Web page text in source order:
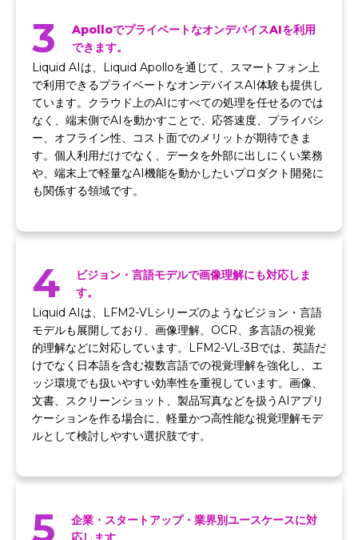
3
ApolloでプライベートなオンデバイスAIを利用
できます。
Liquid AIは、Liquid Apolloを通じて、スマートフォン上
で利用できるプライベートなオンデバイスAI体験も提供し
ています。クラウド上のAIにすべての処理を任せるのでは
なく、端末側でAIを動かすことで、応答速度、プライバシ
ー、オフライン性、コスト面でのメリットが期待できま
す。個人利用だけでなく、データを外部に出しにくい業務
や、端末上で軽量なAI機能を動かしたいプロダクト開発に
も関係する領域です。
4
ビジョン・言語モデルで画像理解にも対応しま
す。
Liquid AIは、LFM2-VLシリーズのようなビジョン・言語
モデルも展開しており、画像理解、OCR、多言語の視覚
的理解などに対応しています。LFM2-VL-3Bでは、英語だ
けでなく日本語を含む複数言語での視覚理解を強化し、エ
ッジ環境でも扱いやすい効率性を重視しています。画像、
文書、スクリーンショット、製品写真などを扱うAIアプリ
ケーションを作る場合に、軽量かつ高性能な視覚理解モデ
ルとして検討しやすい選択肢です。
5
企業・スタートアップ・業界別ユースケースに対